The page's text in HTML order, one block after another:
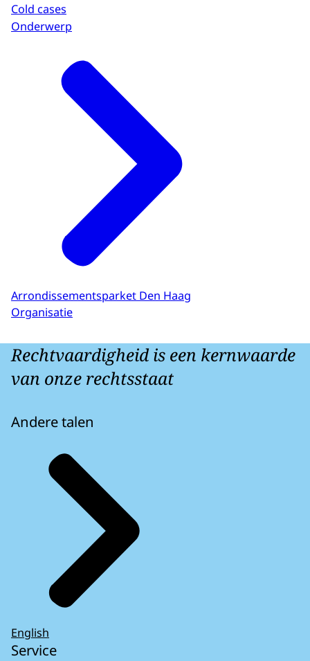
Cold cases
Onderwerp
Arrondissementsparket Den Haag
Organisatie
Rechtvaardigheid is een kernwaarde
van onze rechtsstaat
Andere talen
English
Service